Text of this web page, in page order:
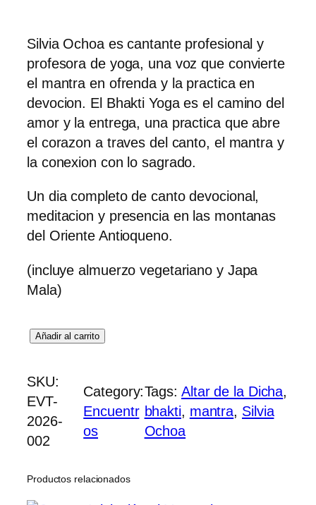
Silvia Ochoa es cantante profesional y
profesora de yoga, una voz que convierte
el mantra en ofrenda y la practica en
devocion. El Bhakti Yoga es el camino del
amor y la entrega, una practica que abre
el corazon a traves del canto, el mantra y
la conexion con lo sagrado.
Un dia completo de canto devocional,
meditacion y presencia en las montanas
del Oriente Antioqueno.
(incluye almuerzo vegetariano y Japa
Mala)
E
c
u
e
n
r
Añadir al carrito
SKU:
EVT-
2026-
002
Category:
Encuentr
os
Tags: Altar de la Dicha
bhakti, mantra, Silvia
Ochoa
Productos relacionados